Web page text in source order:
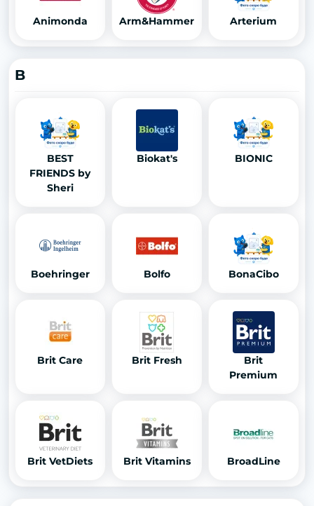
Animonda Arm&Hammer Arterium
B
BEST
FRIENDS by
Sheri
Biokat's BIONIC
Boehringer Bolfo BonaCibo
Brit Care Brit Fresh
Brit
Premium
Brit VetDiets Brit Vitamins BroadLine